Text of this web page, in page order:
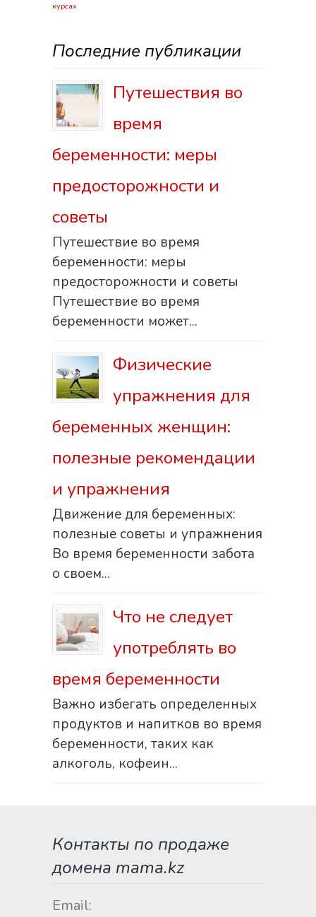
курсах
Последние публикации
Путешествия во
время
беременности: меры
предосторожности и
советы
Путешествие во время
беременности: меры
предосторожности и советы
Путешествие во время
беременности может...
Физические
упражнения для
беременных женщин:
полезные рекомендации
и упражнения
Движение для беременных:
полезные советы и упражнения
Во время беременности забота
о своем...
Что не следует
употреблять во
время беременности
Важно избегать определенных
продуктов и напитков во время
беременности, таких как
алкоголь, кофеин...
Контакты по продаже
домена mama.kz
Email: